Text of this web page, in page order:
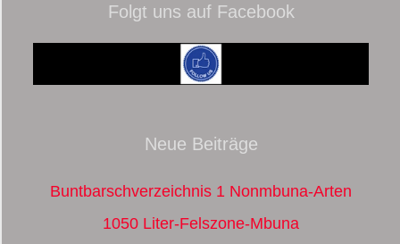
Folgt uns auf Facebook
Neue Beiträge
Buntbarschverzeichnis 1 Nonmbuna-Arten
1050 Liter-Felszone-Mbuna